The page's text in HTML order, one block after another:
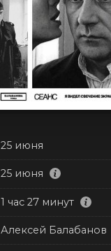
25 июня
25 июня
1 час 27 минут
Алексей Балабанов